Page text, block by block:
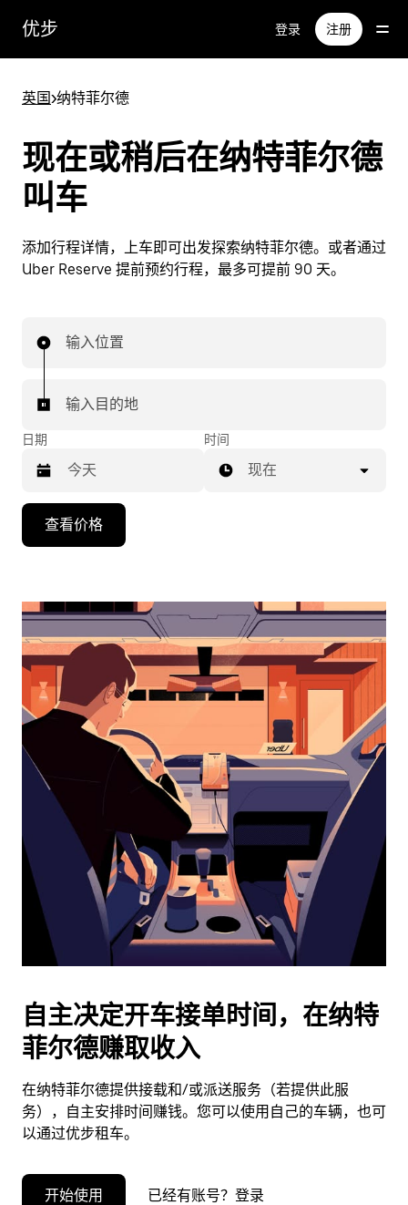
优步 登录 注册
英国>纳特菲尔德
现在或稍后在纳特菲尔德
叫车
添加行程详情，上车即可出发探索纳特菲尔德。或者通过
Uber Reserve 提前预约行程，最多可提前 90 天。
输入位置
输入目的地
日期
向
头
浏
日
并
期。
按
退
闭
日
历。
时间
现在
查看价格
自主决定开车接单时间，在纳特
菲尔德赚取收入
在纳特菲尔德提供接载和/或派送服务（若提供此服
务），自主安排时间赚钱。您可以使用自己的车辆，也可
以通过优步租车。
开始使用 已经有账号？登录